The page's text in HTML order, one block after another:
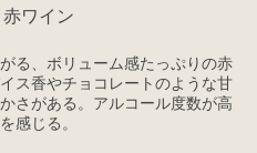
赤ワイン
る、ボリューム感たっぷりの赤
ス香やチョコレートのような甘
さがある。アルコール度数が高
感じる。